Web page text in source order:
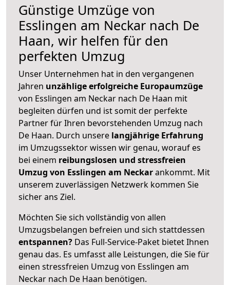
Günstige Umzüge von
Esslingen am Neckar nach De
Haan, wir helfen für den
perfekten Umzug
Unser Unternehmen hat in den vergangenen
Jahren unzählige erfolgreiche Europaumzüge
von Esslingen am Neckar nach De Haan mit
begleiten dürfen und ist somit der perfekte
Partner für Ihren bevorstehenden Umzug nach
De Haan. Durch unsere langjährige Erfahrung
im Umzugssektor wissen wir genau, worauf es
bei einem reibungslosen und stressfreien
Umzug von Esslingen am Neckarankommt. Mit
unserem zuverlässigen Netzwerk kommen Sie
sicher ans Ziel.
Möchten Sie sich vollständig von allen
Umzugsbelangen befreien und sich stattdessen
entspannen? Das Full-Service-Paket bietet Ihnen
genau das. Es umfasst alle Leistungen, die Sie für
einen stressfreien Umzug von Esslingen am
Neckar nach De Haan benötigen.